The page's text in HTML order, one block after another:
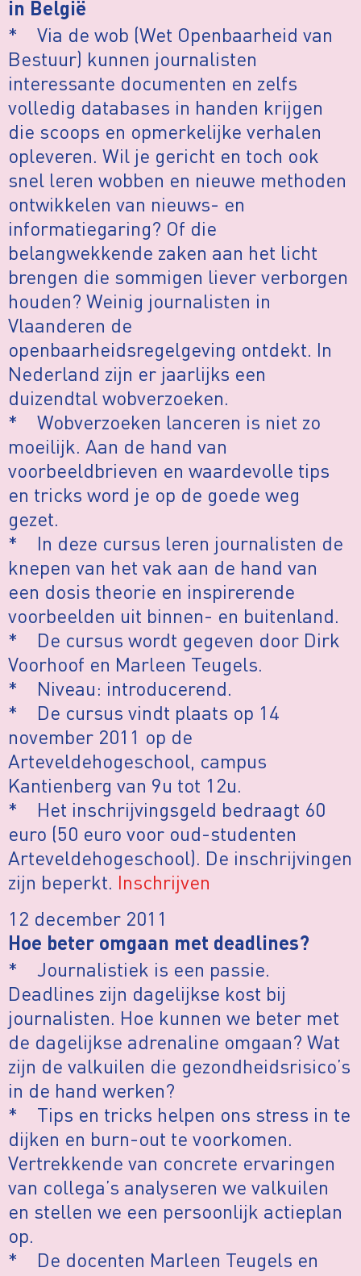
in België
* Via de wob (Wet Openbaarheid van
Bestuur) kunnen journalisten
interessante documenten en zelfs
volledig databases in handen krijgen
die scoops en opmerkelijke verhalen
opleveren. Wil je gericht en toch ook
snel leren wobben en nieuwe methoden
ontwikkelen van nieuws- en
informatiegaring? Of die
belangwekkende zaken aan het licht
brengen die sommigen liever verborgen
houden? Weinig journalisten in
Vlaanderen de
openbaarheidsregelgeving ontdekt. In
Nederland zijn er jaarlijks een
duizendtal wobverzoeken.
* Wobverzoeken lanceren is niet zo
moeilijk. Aan de hand van
voorbeeldbrieven en waardevolle tips
en tricks word je op de goede weg
gezet.
* In deze cursus leren journalisten de
knepen van het vak aan de hand van
een dosis theorie en inspirerende
voorbeelden uit binnen- en buitenland.
* De cursus wordt gegeven door Dirk
Voorhoof en Marleen Teugels.
* Niveau: introducerend.
* De cursus vindt plaats op 14
november 2011 op de
Arteveldehogeschool, campus
Kantienberg van 9u tot 12u.
* Het inschrijvingsgeld bedraagt 60
euro (50 euro voor oud-studenten
Arteveldehogeschool). De inschrijvingen
zijn beperkt. Inschrijven
12 december 2011
Hoe beter omgaan met deadlines?
* Journalistiek is een passie.
Deadlines zijn dagelijkse kost bij
journalisten. Hoe kunnen we beter met
de dagelijkse adrenaline omgaan? Wat
zijn de valkuilen die gezondheidsrisico’s
in de hand werken?
* Tips en tricks helpen ons stress in te
dijken en burn-out te voorkomen.
Vertrekkende van concrete ervaringen
van collega’s analyseren we valkuilen
en stellen we een persoonlijk actieplan
op.
* De docenten Marleen Teugels en